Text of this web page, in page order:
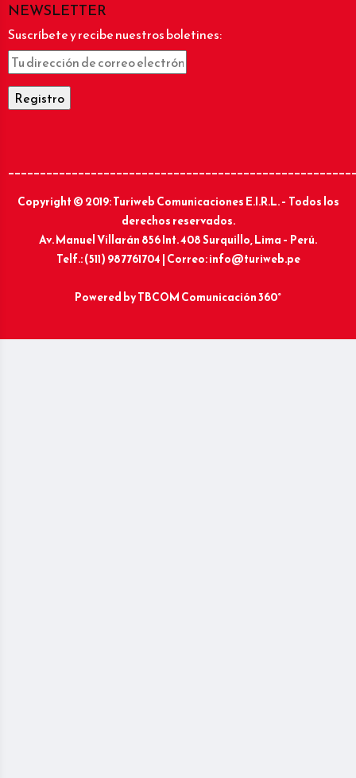
NEWSLETTER
Suscríbete y recibe nuestros boletines:
Copyright © 2019: Turiweb Comunicaciones E.I.R.L. – Todos los
derechos reservados.
Av. Manuel Villarán 856 Int. 408 Surquillo, Lima – Perú.
Telf.: (511) 987761704 | Correo: info@turiweb.pe
Powered byTBCOM Comunicación 360°